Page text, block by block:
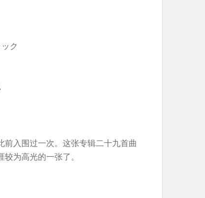
ク
入围过一次。这张专辑二十九首曲
为高光的一张了。